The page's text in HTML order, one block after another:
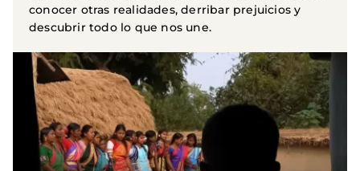
conocer otras realidades, derribar prejuicios y
descubrir todo lo que nos une.